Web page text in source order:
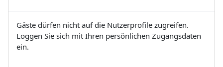
Gäste dürfen nicht auf die Nutzerprofile zugreifen.
Loggen Sie sich mit Ihren persönlichen Zugangsdaten
ein.